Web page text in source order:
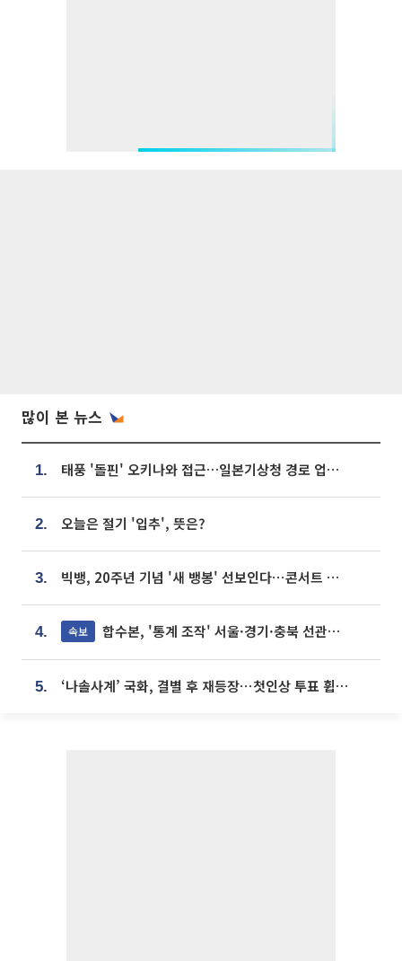
많이 본 뉴스
1. 태풍 '돌핀' 오키나와 접근…일본기상청 경로 업데이트
2. 오늘은 절기 '입추', 뜻은?
3. 빅뱅, 20주년 기념 '새 뱅봉' 선보인다⋯콘서트 앞두고 팝업 개최
4. 속보 합수본, '통계 조작' 서울·경기·충북 선관위 등 추가 압수수색
5. ‘나솔사계’ 국화, 결별 후 재등장⋯첫인상 투표 휩쓸고 ‘인기녀’ 등극